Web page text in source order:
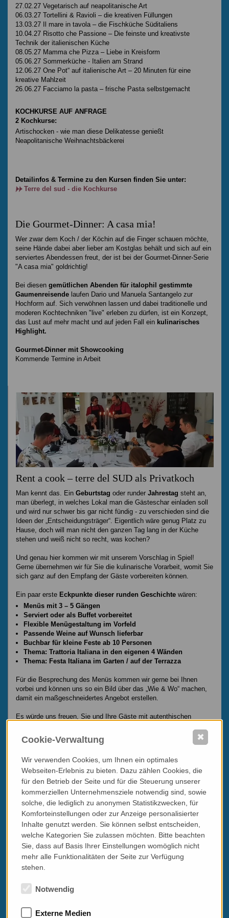
27.02.27 Vegetarisch auf neapolitanische Art
06.03.27 Tortellini & Ravioli – die kreativen Füllungen
13.03.27 Il mare in tavola – die Fischküche Süditaliens
10.04.27 Risotto che Passione – Die feinste und kreativste
Technik der italienischen Küche
08.05.27 Mamma che Pizza – Liebe in Kreisform
05.06.27 Sommerküche - Italien am Strand
12.06.27 One Pot“ auf italienische Art – 20 Minuten für eine
kreative Mahlzeit
26.06.27 Facciamo la pasta – frische Pasta selbstgemacht
KOCHKURSE AUF ANFRAGE
2 Kochkurse:
Artischocken - wie man diese Delikatesse genießt
Neapolitanische Weihnachtsbäckerei
Detailinfos & Termine zu den Kursen finden Sie unter:
Terre del sud - die Kochkurse
Die Gourmet-Dinner: A casa mia!
Wer zwar dem Koch / der Köchin auf die Finger schauen möchte,
seine Hände dabei aber lieber am Kostglas behält und sich auf ein
serviertes Abendessen freut, der ist bei der Gourmet-Dinner-Serie
"A casa mia" goldrichtig!
Bei diesen gemütlichen Abenden für italophil gestimmte
Gaumenreisende laufen Dario und Manuela Santangelo zur
Hochform auf. Sich verwöhnen lassen und dabei traditionelle und
moderen Kochtechniken "live" erleben zu dürfen, ist ein Konzept,
das Lust auf mehr macht und auf jeden Fall ein kulinarisches
Highlight.
Gourmet-Dinner mit Showcooking
Kommende Termine in Arbeit
Rent a cook – terre del SUD als Privatkoch
Man kennt das. Ein Geburtstag oder runder Jahrestag steht an,
man überlegt, in welches Lokal man die Gästeschar einladen soll
und wird nur schwer bis gar nicht fündig - zu verschieden sind die
Ideen der „Entscheidungsträger“. Eigentlich wäre genug Platz zu
Hause, doch will man nicht den ganzen Tag lang in der Küche
stehen und weiß nicht so recht, was kochen?
Und genau hier kommen wir mit unserem Vorschlag in Spiel!
Gerne übernehmen wir für Sie die kulinarische Vorarbeit, womit Sie
sich ganz auf den Empfang der Gäste vorbereiten können.
Ein paar erste Eckpunkte dieser runden Geschichte wären:
Menüs mit 3 – 5 Gängen
Serviert oder als Buffet vorbereitet
Flexible Menügestaltung im Vorfeld
Passende Weine auf Wunsch lieferbar
Buchbar für kleine Feste ab 10 Personen
Thema: Trattoria Italiana in den eigenen 4 Wänden
Thema: Festa Italiana im Garten / auf der Terrazza
Für die Besprechung des Menüs kommen wir gerne bei Ihnen
vorbei und können uns so ein Bild über das „Wie & Wo“ machen,
damit ein maßgeschneidertes Angebot erstellen.
Es würde uns freuen, Sie und Ihre Gäste mit autenthischen
melden uns umgehend bei Ihnen zurück!
Kulinarische Reisen
Ganz besonders freut mich die in Bälde beginnende
mit
terre del SUdin Sachen Kochreisen. Wobei wir die
Cookie-Verwaltung
Wir verwenden Cookies, um Ihnen ein optimales
Webseiten-Erlebnis zu bieten. Dazu zählen Cookies, die
für den Betrieb der Seite und für die Steuerung unserer
kommerziellen Unternehmensziele notwendig sind, sowie
solche, die lediglich zu anonymen Statistikzwecken, für
Komforteinstellungen oder zur Anzeige personalisierter
Inhalte genutzt werden. Sie können selbst entscheiden,
welche Kategorien Sie zulassen möchten. Bitte beachten
Sie, dass auf Basis Ihrer Einstellungen womöglich nicht
mehr alle Funktionalitäten der Seite zur Verfügung
stehen.
Notwendig
Externe Medien
✖